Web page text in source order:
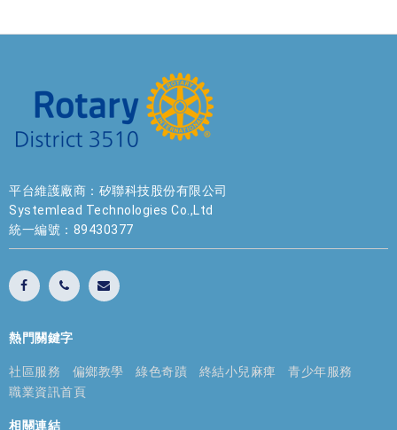
平台維護廠商：矽聯科技股份有限公司
Systemlead Technologies Co.,Ltd
統一編號：89430377
熱門關鍵字
社區服務 偏鄉教學 綠色奇蹟 終結小兒麻痺
青少年服務
職業資訊首頁
相關連結